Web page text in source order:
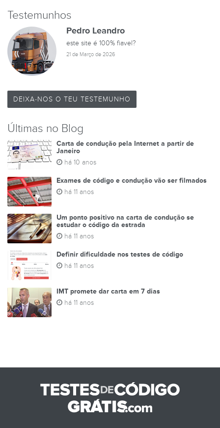
Testemunhos
Pedro Leandro
este site é 100% fiavel?
21 de Março de 2026
DEIXA-NOS O TEU TESTEMUNHO
Últimas no Blog
Carta de condução pela Internet a partir de
Janeiro
há 10 anos
Exames de código e condução vão ser filmados
há 11 anos
Um ponto positivo na carta de condução se
estudar o código da estrada
há 11 anos
Definir dificuldade nos testes de código
há 11 anos
IMT promete dar carta em 7 dias
há 11 anos